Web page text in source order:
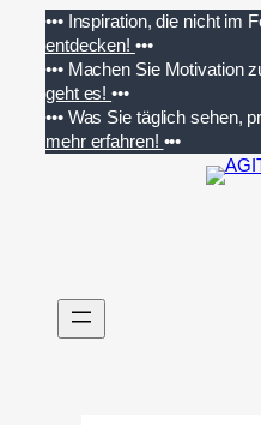
Inhalt
springen
••• Inspiration, die nicht im
entdecken! •••
••• Machen Sie Motivation
geht es!•••
••• Was Sie täglich sehen,
mehr erfahren! •••